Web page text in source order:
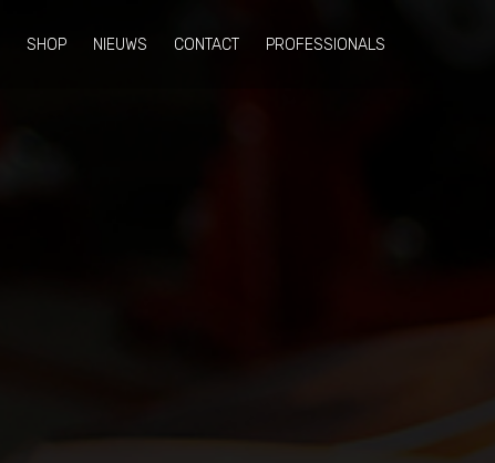
SHOP NIEUWS CONTACT PROFESSIONALS